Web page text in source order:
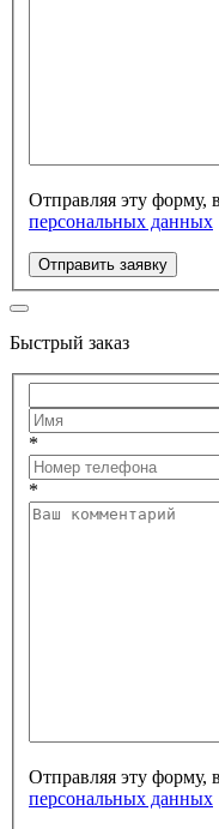
Отправляя эту форму,
персональных данных
Отправить заявку
Быстрый заказ
*
*
Отправляя эту форму,
персональных данных